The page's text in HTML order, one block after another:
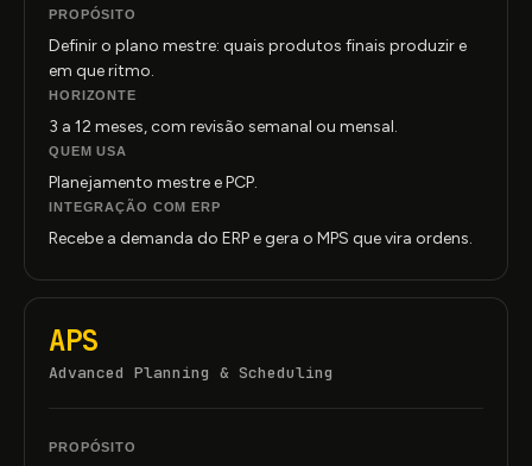
PROPÓSITO
Definir o plano mestre: quais produtos finais produzir e
em que ritmo.
HORIZONTE
3 a 12 meses, com revisão semanal ou mensal.
QUEM USA
Planejamento mestre e PCP.
INTEGRAÇÃO COM ERP
Recebe a demanda do ERP e gera o MPS que vira ordens.
APS
Advanced Planning & Scheduling
PROPÓSITO